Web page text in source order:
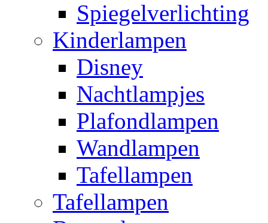
Spiegelverlichting
Kinderlampen
Disney
Nachtlampjes
Plafondlampen
Wandlampen
Tafellampen
Tafellampen